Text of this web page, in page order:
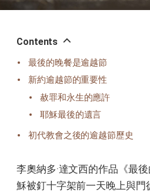
Contents
最後的晚餐是逾越節
新約逾越節的重要性
赦罪和永生的應許
耶穌最後的遺言
初代教會之後的逾越節歷史
李奧納多·達文西的作品《最
穌被釘十字架前一天晚上與門